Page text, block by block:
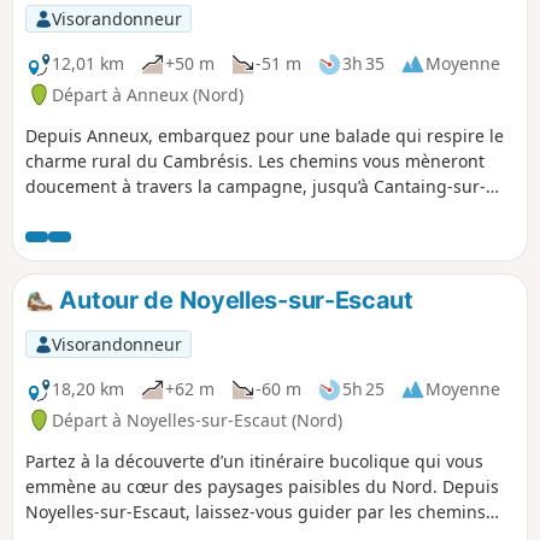
traverse, à observer le travail de la terre et à se laisser
imprégner par la douceur des lieux. Une escapade idéale
pour se ressourcer et redécouvrir la richesse simple de la
vie rurale.
Visorandonneur
12,01 km
+50 m -51 m 3h 35
Moyenne
Départ à Anneux (Nord)
Depuis Anneux, embarquez pour une balade qui respire le
charme rural du Cambrésis. Les chemins vous mèneront
doucement à travers la campagne, jusqu’à Cantaing-sur-
vers Fontaine-Notre-Dame, nichée entre verdure et
patrimoine. Ici, chaque sentier est une invitation à ralentir,
à écouter le bruissement du vent dans les arbres et à
savourer le calme des horizons dégagés. Un itinéraire idéal
pour s’oxygéner, admirer les nuances des saisons et
redécouvrir la beauté simple des villages d’ici.
Autour de Noyelles-sur-Escaut
Visorandonneur
18,20 km
+62 m -60 m 5h 25
Moyenne
Départ à Noyelles-sur-Escaut (Nord)
Partez à la découverte d’un itinéraire bucolique qui vous
emmène au cœur des paysages paisibles du Nord. Depuis
Noyelles-sur-Escaut, laissez-vous guider par les chemins